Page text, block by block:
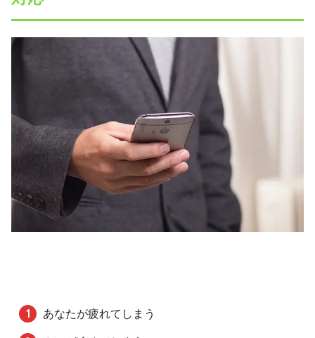
あなたが疲れてしまう